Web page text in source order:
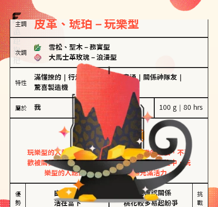
主調 皮革、琥珀－玩樂型
次調
雪松、聖木 － 務實型
大馬士革玫瑰 － 浪漫型
特性
滿懂撩的 行走的發電機｜ 計畫通｜ 關係神隊友
驚喜製造機
屬於 我 100 g｜80 hrs
玩樂型
皮革、琥珀
玩樂型的人熱情洋溢，視戀愛為一場刺激的遊戲，不喜
歡被關係中的限制綑綁。無論是約會中還是交往中，玩
樂型的人總能帶來樂趣，讓關係充滿活力。
優
勢
幽默風趣
活在當下
害怕確認關係
桃花較多易起紛爭
挑
戰